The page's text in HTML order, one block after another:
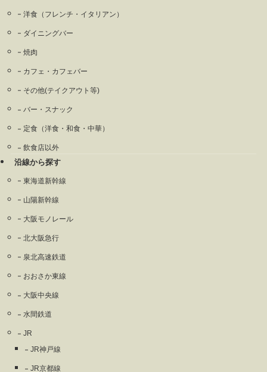
洋食（フレンチ・イタリアン）
ダイニングバー
焼肉
カフェ・カフェバー
その他(テイクアウト等)
バー・スナック
定食（洋食・和食・中華）
飲食店以外
沿線から探す
東海道新幹線
山陽新幹線
大阪モノレール
北大阪急行
泉北高速鉄道
おおさか東線
大阪中央線
水間鉄道
JR
JR神戸線
JR京都線